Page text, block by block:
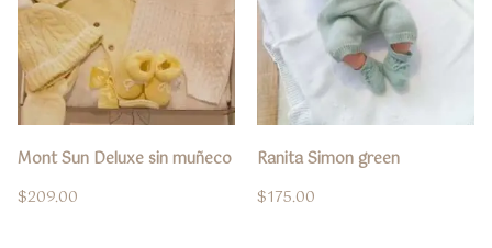
Mont Sun Deluxe sin muñeco
$209.00
Ranita Simon green
$175.00